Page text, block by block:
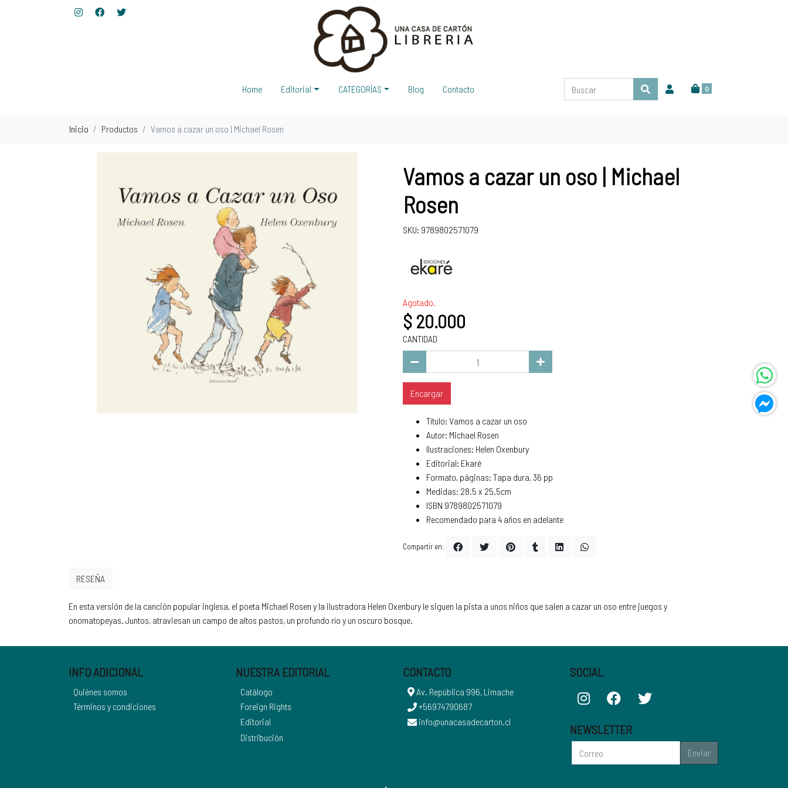
0
Home Editorial CATEGORÍAS Blog Contacto
Inicio Productos Vamos a cazar un oso | Michael Rosen
Vamos a cazar un oso | Michael
Rosen
SKU: 9789802571079
Agotado.
$ 20.000
CANTIDAD
Encargar
Título: Vamos a cazar un oso
Autor: Michael Rosen
Ilustraciones: Helen Oxenbury
Editorial: Ekaré
Formato, páginas: Tapa dura, 36 pp
Medidas: 28.5 x 25.5cm
ISBN 9789802571079
Recomendado para 4 años en adelante
Compartir en:
En esta versión de la canción popular inglesa, el poeta Michael Rosen y la ilustradora Helen Oxenbury le siguen la pista a unos niños que salen a cazar un oso entre juegos y
onomatopeyas. Juntos, atraviesan un campo de altos pastos, un profundo río y un oscuro bosque.
RESEÑA
INFO ADICIONAL
Quiénes somos
Términos y condiciones
NUESTRA EDITORIAL
Catálogo
Foreign Rights
Editorial
Distribución
CONTACTO
Av. República 996, Limache
+56974790687
info@unacasadecarton.cl
SOCIAL
NEWSLETTER
Enviar